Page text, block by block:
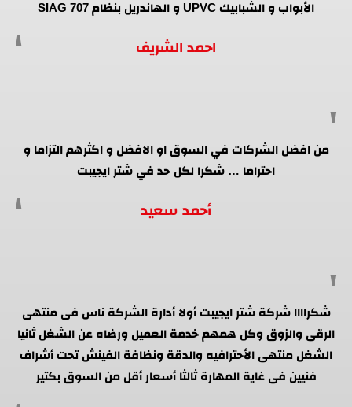
الأبواب و الشبابيك UPVC و الهاندريل بنظام SIAG 707
احمد الشريف
من افضل الشركات في السوق او الافضل و اكثرهم التزاما و
احتراما … شكرا لكل حد في شتر ايجيبت
أحمد سعيد
شكراااا شركة شتر ايجيبت أولا أدارة الشركة ناس فى منتهى
الرقى والزوق وكل همهم خدمة العميل ورضاه عن الشغل ثانيا
الشغل منتهى الأحترافيه والدقة ونظافة الفينش تحت أشراف
فنيين فى غاية المهارة ثالثا أسعار أقل من السوق بكتير